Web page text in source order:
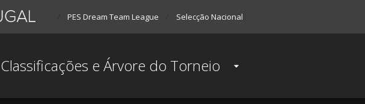
PES Dream Team League Selecção Nacional
e Árvore do Torneio